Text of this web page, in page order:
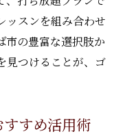
ッスンを組み合わせ
市の豊富な選択肢か
見つけることが、ゴ
すめ活用術